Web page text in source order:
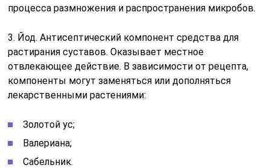
процесса размножения и распространения микробов.
3. Йод. Антисептический компонент средства для
растирания суставов. Оказывает местное
отвлекающее действие. В зависимости от рецепта,
компоненты могут заменяться или дополняться
лекарственными растениями:
Золотой ус;
Валериана;
Сабельник.